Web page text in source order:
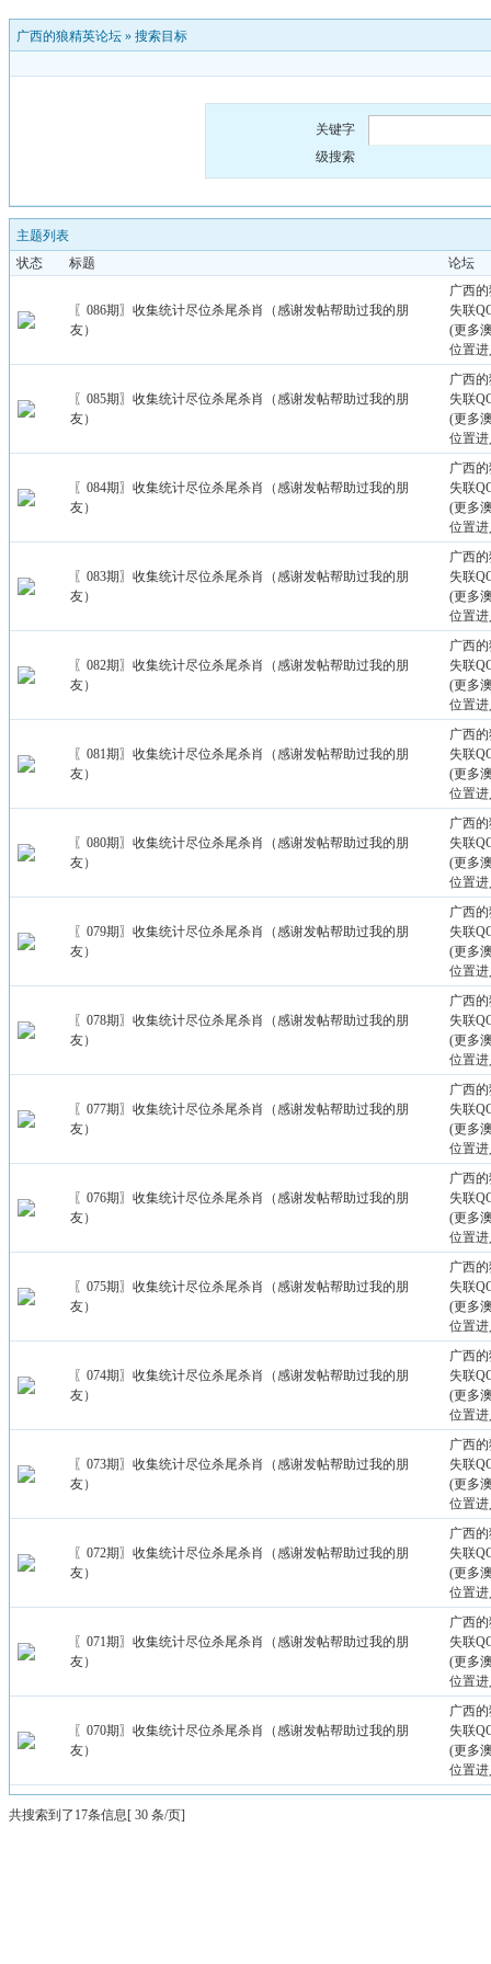
广西的狼精英论坛 » 搜索目标
关键字
级搜索
主题列表
状态
标题 论坛
〖086期〗收集统计尽位杀尾杀肖（感谢发帖帮助过我的朋
友）
广西
失联
(更多
位置
〖085期〗收集统计尽位杀尾杀肖（感谢发帖帮助过我的朋
友）
广西
失联
(更多
位置
〖084期〗收集统计尽位杀尾杀肖（感谢发帖帮助过我的朋
友）
广西
失联
(更多
位置
〖083期〗收集统计尽位杀尾杀肖（感谢发帖帮助过我的朋
友）
广西
失联
(更多
位置
〖082期〗收集统计尽位杀尾杀肖（感谢发帖帮助过我的朋
友）
广西
失联
(更多
位置
〖081期〗收集统计尽位杀尾杀肖（感谢发帖帮助过我的朋
友）
广西
失联
(更多
位置
〖080期〗收集统计尽位杀尾杀肖（感谢发帖帮助过我的朋
友）
广西
失联
(更多
位置
〖079期〗收集统计尽位杀尾杀肖（感谢发帖帮助过我的朋
友）
广西
失联
(更多
位置
〖078期〗收集统计尽位杀尾杀肖（感谢发帖帮助过我的朋
友）
广西
失联
(更多
位置
〖077期〗收集统计尽位杀尾杀肖（感谢发帖帮助过我的朋
友）
广西
失联
(更多
位置
〖076期〗收集统计尽位杀尾杀肖（感谢发帖帮助过我的朋
友）
广西
失联
(更多
位置
〖075期〗收集统计尽位杀尾杀肖（感谢发帖帮助过我的朋
友）
广西
失联
(更多
位置
〖074期〗收集统计尽位杀尾杀肖（感谢发帖帮助过我的朋
友）
广西
失联
(更多
位置
〖073期〗收集统计尽位杀尾杀肖（感谢发帖帮助过我的朋
友）
广西
失联
(更多
位置
〖072期〗收集统计尽位杀尾杀肖（感谢发帖帮助过我的朋
友）
广西
失联
(更多
位置
〖071期〗收集统计尽位杀尾杀肖（感谢发帖帮助过我的朋
友）
广西
失联
(更多
位置
〖070期〗收集统计尽位杀尾杀肖（感谢发帖帮助过我的朋
友）
广西
失联
(更多
位置
共搜索到了17条信息[ 30 条/页]